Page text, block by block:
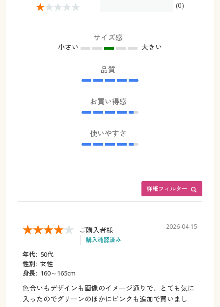
(0)
サイズ感
小さい 大きい
品質
お買い得感
使いやすさ
詳細フィルター
ご購入者様
購入確認済み
2026-04-15
年代: 50代
性別: 女性
身長: 160～165cm
色合いもデザインも画像のイメージ通りで、とても気に
入ったのでグリーンのほかにピンクも追加で買いまし